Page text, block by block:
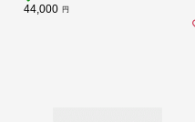
44,000 円